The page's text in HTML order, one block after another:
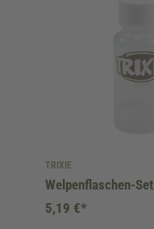
TRIXIE
Welpenflaschen-Set
5,19 €*